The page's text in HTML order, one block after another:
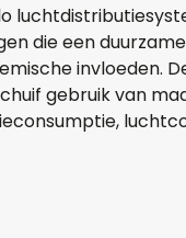
die een
invloeden.
gebruik van